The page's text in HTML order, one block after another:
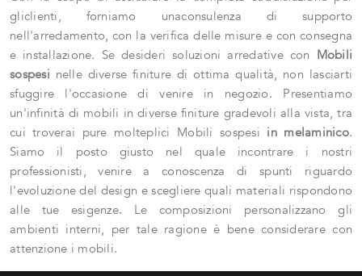
gliclienti, forniamo unaconsulenza di supporto
nell'arredamento, con la verifica delle misure e con consegna
e installazione. Se desideri soluzioni arredative con Mobili
sospesi nelle diverse finiture di ottima qualità, non lasciarti
sfuggire l'occasione di venire in negozio. Presentiamo
un'infinità di mobili in diverse finiture gradevoli alla vista, tra
cui troverai pure molteplici Mobili sospesi in melaminico.
Siamo il posto giusto nel quale incontrare i nostri
professionisti, venire a conoscenza di spunti riguardo
l'evoluzione del design e scegliere quali materiali rispondono
alle tue esigenze. Le composizioni personalizzano gli
ambienti interni, per tale ragione è bene considerare con
attenzione i mobili.